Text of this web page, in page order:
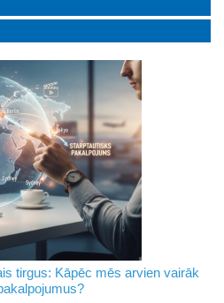
tirgus: Kāpēc mēs arvien vairāk